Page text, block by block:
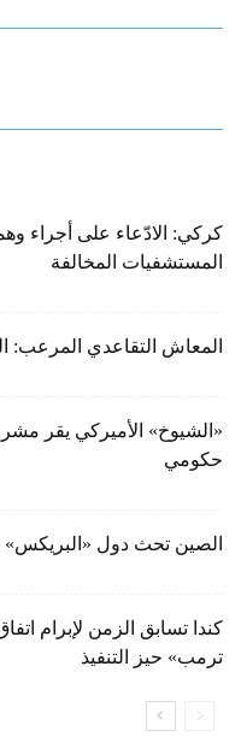
كركي: الادّعاء على أجراء
المستشفيات المخالفة
المعاش التقاعدي المرعب:
«الشيوخ» الأميركي يقر
حكومي
الصين تحث دول «البريكس»
كندا تسابق الزمن لإبرام
ترمب» حيز التنفيذ